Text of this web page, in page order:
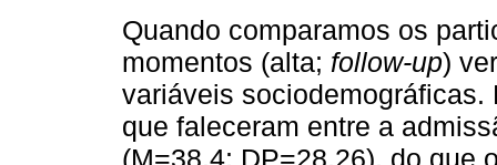
Quando comparamos os
momentos (alta; follow-up)
variáveis
que faleceram entre a
(M=38,4; DP=28,26), do que